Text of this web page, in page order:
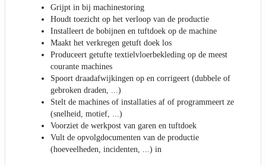
Grijpt in bij machinestoring
Houdt toezicht op het verloop van de productie
Installeert de bobijnen en tuftdoek op de machine
Maakt het verkregen getuft doek los
Produceert getufte textielvloerbekleding op de meest
courante machines
Spoort draadafwijkingen op en corrigeert (dubbele of
gebroken draden, ...)
Stelt de machines of installaties af of programmeert ze
(snelheid, motief, ...)
Voorziet de werkpost van garen en tuftdoek
Vult de opvolgdocumenten van de productie
(hoeveelheden, incidenten, ...) in